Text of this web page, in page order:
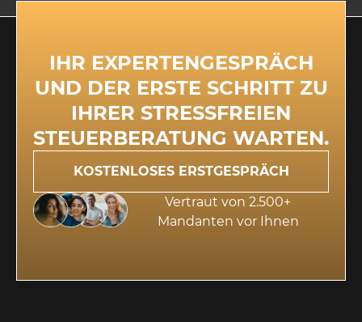
IHR EXPERTENGESPRÄCH
UND DER ERSTE SCHRITT ZU
IHRER STRESSFREIEN
STEUERBERATUNG WARTEN.
KOSTENLOSES ERSTGESPRÄCH
Vertraut von 2.500+
Mandanten vor Ihnen